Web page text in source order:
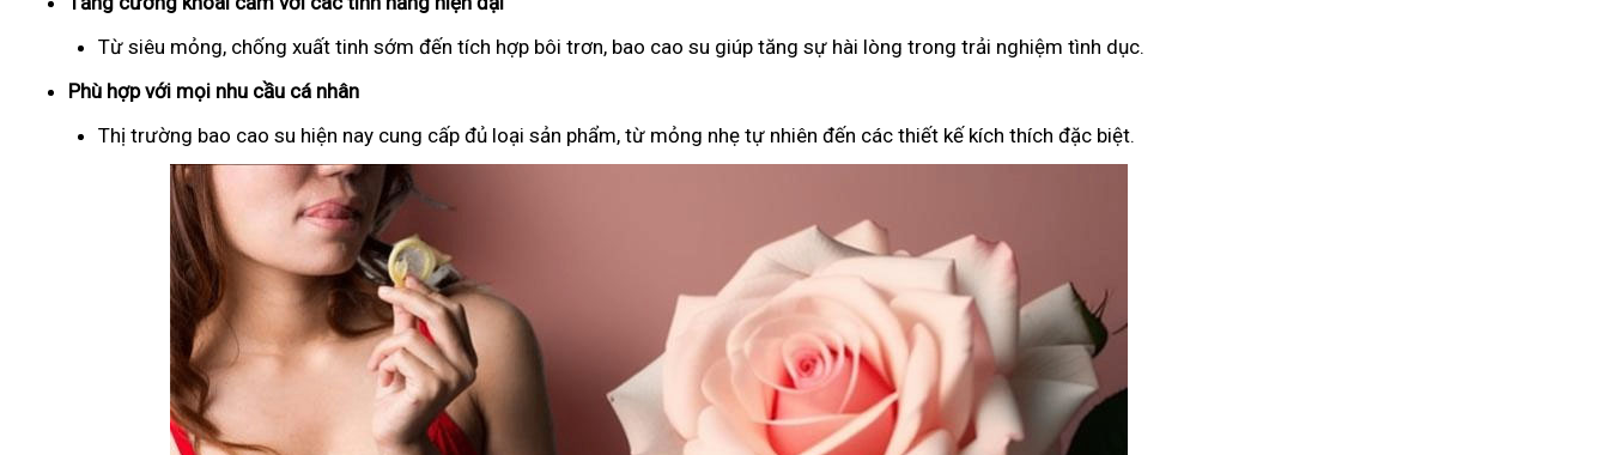
Từ siêu mỏng, chống xuất tinh sớm đến tích hợp bôi trơn, bao cao su giúp tăng sự hài lòng trong trải nghiệm tình dục.
Phù hợp với mọi nhu cầu cá nhân
Thị trường bao cao su hiện nay cung cấp đủ loại sản phẩm, từ mỏng nhẹ tự nhiên đến các thiết kế kích thích đặc biệt.